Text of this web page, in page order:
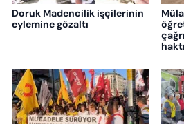
Doruk Madencilik işçilerinin
eylemine gözaltı